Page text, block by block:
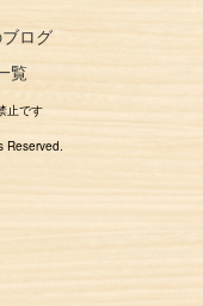
ログ
覧
止です
Reserved.